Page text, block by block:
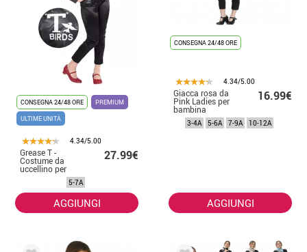
CONSEGNA 24/48 ORE
PREMIUM
ULTIME UNITÀ
4.34/5.00
Grease T -
Costume da
uccellino per
bambina e
27.99€
5-7A
AGGIUNGI
CONSEGNA 24/48 ORE
4.34/5.00
Giacca rosa da
Pink Ladies per
bambina
16.99€
3-4A 5-6A 7-9A 10-12A
AGGIUNGI